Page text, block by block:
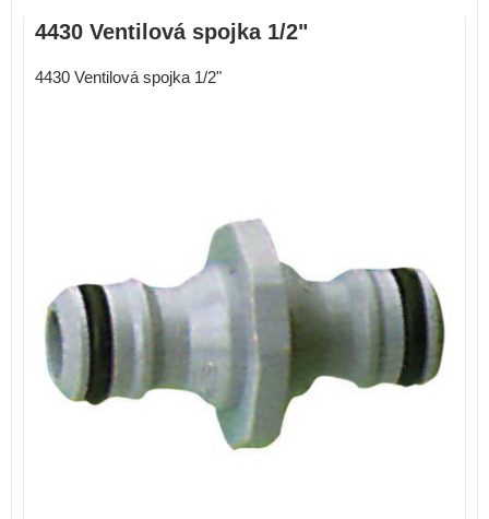
4430 Ventilová spojka 1/2"
4430 Ventilová spojka 1/2"